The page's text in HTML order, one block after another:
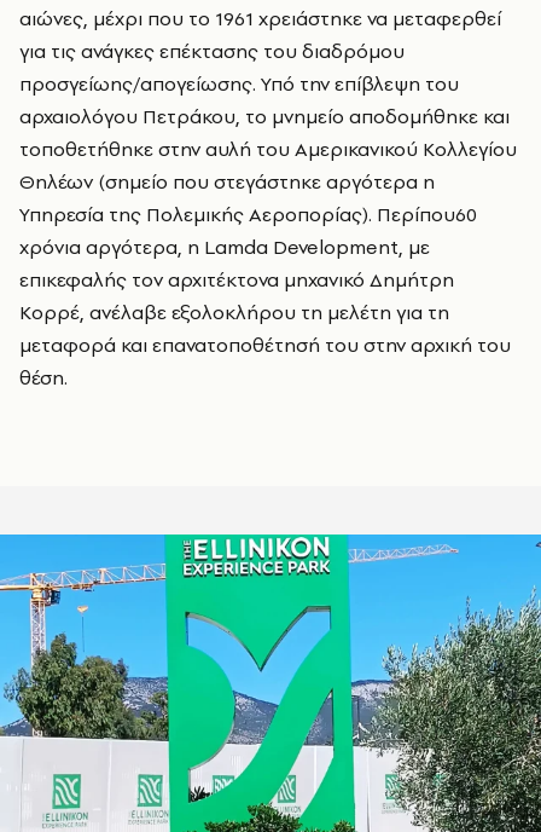
αιώνες, μέχρι που το 1961 χρειάστηκε να μεταφερθεί
για τις ανάγκες επέκτασης του διαδρόμου
προσγείωης/απογείωσης. Υπό την επίβλεψη του
αρχαιολόγου Πετράκου, το μνημείο αποδομήθηκε και
τοποθετήθηκε στην αυλή του Αμερικανικού Κολλεγίου
Θηλέων (σημείο που στεγάστηκε αργότερα η
Υπηρεσία της Πολεμικής Αεροπορίας). Περίπου60
χρόνια αργότερα, η Lamda Development, με
επικεφαλής τον αρχιτέκτονα μηχανικό Δημήτρη
Κορρέ, ανέλαβε εξολοκλήρου τη μελέτη για τη
μεταφορά και επανατοποθέτησή του στην αρχική του
θέση.